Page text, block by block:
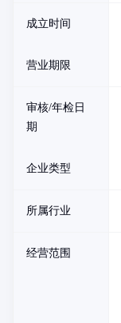
成立时间
营业期限
审核/年检日
期
企业类型
所属行业
经营范围